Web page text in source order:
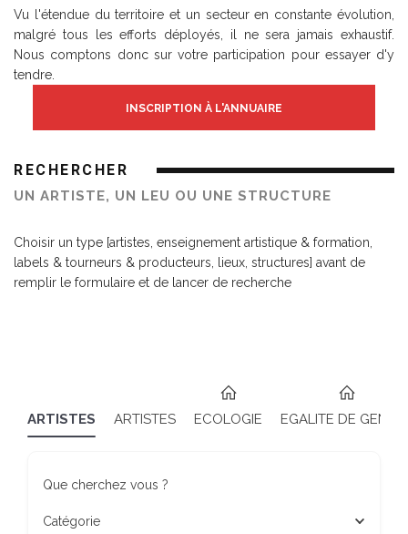
Vu l'étendue du territoire et un secteur en constante évolution,
malgré tous les efforts déployés, il ne sera jamais exhaustif.
Nous comptons donc sur votre participation pour essayer d'y
tendre.
INSCRIPTION À L'ANNUAIRE
RECHERCHER
UN ARTISTE, UN LEU OU UNE STRUCTURE
Choisir un type [artistes, enseignement artistique & formation,
labels & tourneurs & producteurs, lieux, structures] avant de
remplir le formulaire et de lancer de recherche
ARTISTES ARTISTES ECOLOGIE EGALITE DE
Que cherchez vous ?
Catégorie